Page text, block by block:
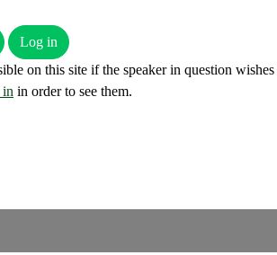
Log in
on this site if the speaker in question wishes
in in order to see them.